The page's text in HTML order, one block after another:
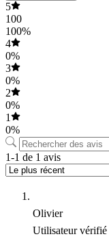
5
100
100%
4
0%
3
0%
2
0%
1
0%
1-1 de 1 avis
Olivier
Utilisateur vérifié